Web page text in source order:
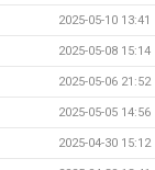
2025-05-10 13:41
2025-05-08 15:14
2025-05-06 21:52
2025-05-05 14:56
2025-04-30 15:12